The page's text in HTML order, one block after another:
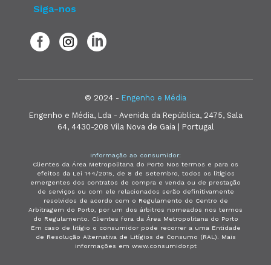
Siga-nos
© 2024 - Engenho e Média
Engenho e Média, Lda - Avenida da República, 2475, Sala
64, 4430-208 Vila Nova de Gaia | Portugal
Informação ao consumidor:
Clientes da Área Metropolitana do Porto Nos termos e para os
efeitos da Lei 144/2015, de 8 de Setembro, todos os litígios
emergentes dos contratos de compra e venda ou de prestação
de serviços ou com ele relacionados serão definitivamente
resolvidos de acordo com o Regulamento do Centro de
Arbitragem do Porto, por um dos árbitros nomeados nos termos
do Regulamento. Clientes fora da Área Metropolitana do Porto
Em caso de litígio o consumidor pode recorrer a uma Entidade
de Resolução Alternativa de Litígios de Consumo (RAL). Mais
informações em www.consumidor.pt